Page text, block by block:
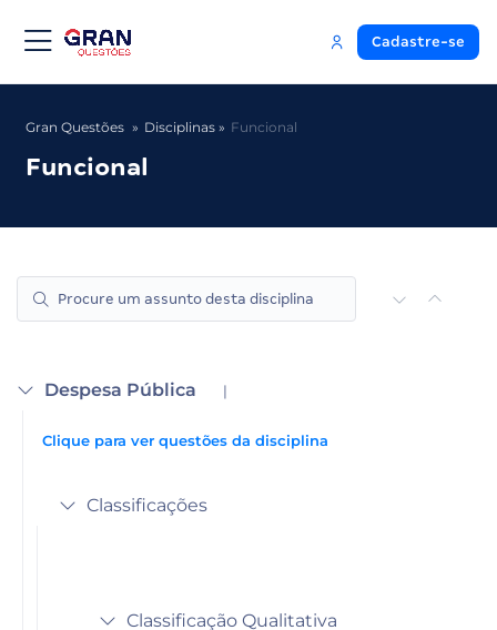
Cadastre-se
Gran Questões Disciplinas Funcional
Funcional
Despesa Pública |
Clique para ver questões da disciplina
Classificações
Classificação Qualitativa